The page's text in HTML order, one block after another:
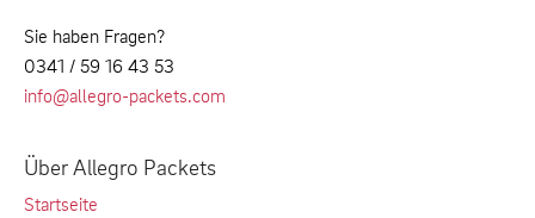
Sie haben Fragen?
0341 / 59 16 43 53
info@allegro-packets.com
Über Allegro Packets
Startseite